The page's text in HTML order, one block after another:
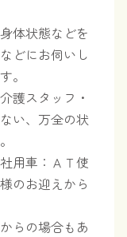
体状態などを
どにお伺いし
。
護スタッフ・
い、万全の状
用車：ＡＴ使
のお迎えから
らの場合もあ